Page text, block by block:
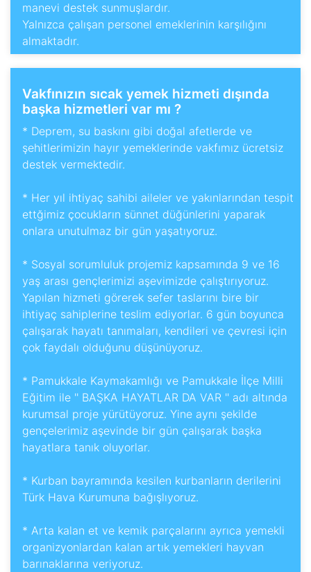
manevi destek sunmuşlardır.
Yalnızca çalışan personel emeklerinin karşılığını
almaktadır.
Vakfınızın sıcak yemek hizmeti dışında
başka hizmetleri var mı ?
* Deprem, su baskını gibi doğal afetlerde ve
şehitlerimizin hayır yemeklerinde vakfımız ücretsiz
destek vermektedir.
* Her yıl ihtiyaç sahibi aileler ve yakınlarından tespit
ettğimiz çocukların sünnet düğünlerini yaparak
onlara unutulmaz bir gün yaşatıyoruz.
* Sosyal sorumluluk projemiz kapsamında 9 ve 16
yaş arası gençlerimizi aşevimizde çalıştırıyoruz.
Yapılan hizmeti görerek sefer taslarını bire bir
ihtiyaç sahiplerine teslim ediyorlar. 6 gün boyunca
çalışarak hayatı tanımaları, kendileri ve çevresi için
çok faydalı olduğunu düşünüyoruz.
* Pamukkale Kaymakamlığı ve Pamukkale İlçe Milli
Eğitim ile '' BAŞKA HAYATLAR DA VAR '' adı altında
kurumsal proje yürütüyoruz. Yine aynı şekilde
gençelerimiz aşevinde bir gün çalışarak başka
hayatlara tanık oluyorlar.
* Kurban bayramında kesilen kurbanların derilerini
Türk Hava Kurumuna bağışlıyoruz.
* Arta kalan et ve kemik parçalarını ayrıca yemekli
organizyonlardan kalan artık yemekleri hayvan
barınaklarına veriyoruz.